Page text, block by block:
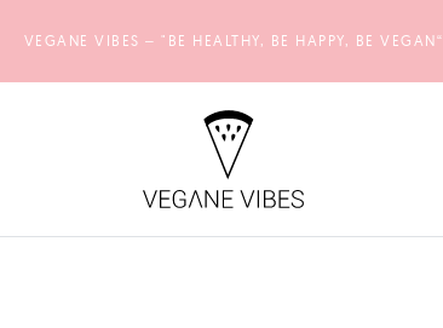
VEGANE VIBES – "BE HEALTHY, BE HAPPY, BE VEGAN“